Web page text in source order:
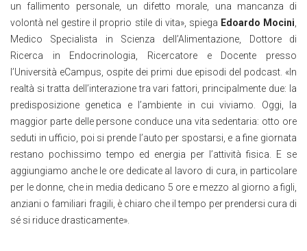
un fallimento personale, un difetto morale, una mancanza di
volontà nel gestire il proprio stile di vita», spiega Edoardo Mocini
Medico Specialista in Scienza dell’Alimentazione, Dottore di
Ricerca in Endocrinologia, Ricercatore e Docente presso
l’Università eCampus, ospite dei primi due episodi del podcast. «In
realtà si tratta dell’interazione tra vari fattori, principalmente due: la
predisposizione genetica e l’ambiente in cui viviamo. Oggi, la
maggior parte delle persone conduce una vita sedentaria: otto ore
seduti in ufficio, poi si prende l’auto per spostarsi, e a fine giornata
restano pochissimo tempo ed energia per l’attività fisica. E se
aggiungiamo anche le ore dedicate al lavoro di cura, in particolare
per le donne, che in media dedicano 5 ore e mezzo al giorno a figli,
anziani o familiari fragili, è chiaro che il tempo per prendersi cura di
sé si riduce drasticamente».